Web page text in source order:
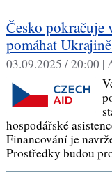
Česko pokračuje
pomáhat
03.09.2025 / 20:00 |
hospodářské
Financování je
Prostředky budou